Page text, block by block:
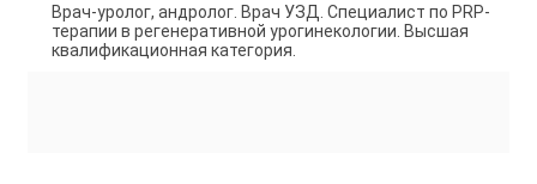
Врач-уролог, андролог. Врач УЗД. Cпециалист по PRP-
терапии в регенеративной урогинекологии. Высшая
квалификационная категория.